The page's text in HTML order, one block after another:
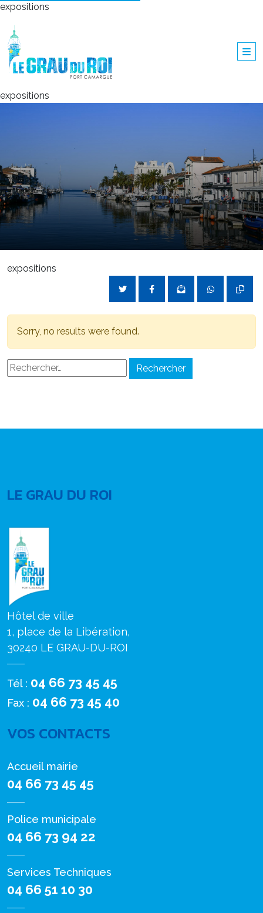
expositions
expositions
expositions
Sorry, no results were found.
Rechercher :
LE GRAU DU ROI
Hôtel de ville
1, place de la Libération,
30240 LE GRAU-DU-ROI
Tél : 04 66 73 45 45
Fax : 04 66 73 45 40
VOS CONTACTS
Accueil mairie
04 66 73 45 45
Police municipale
04 66 73 94 22
Services Techniques
04 66 51 10 30